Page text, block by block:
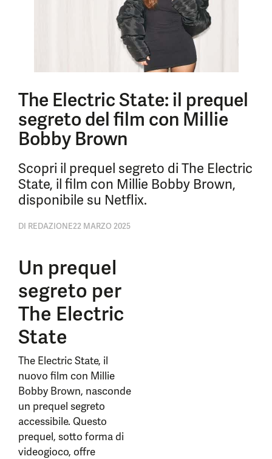
The Electric State: il prequel
segreto del film con Millie
Bobby Brown
Scopri il prequel segreto di The Electric
State, il film con Millie Bobby Brown,
disponibile su Netflix.
DI REDAZIONE22 MARZO 2025
Un prequel
segreto per
The Electric
State
The Electric State, il
nuovo film con Millie
Bobby Brown, nasconde
un prequel segreto
accessibile. Questo
prequel, sotto forma di
videogioco, offre